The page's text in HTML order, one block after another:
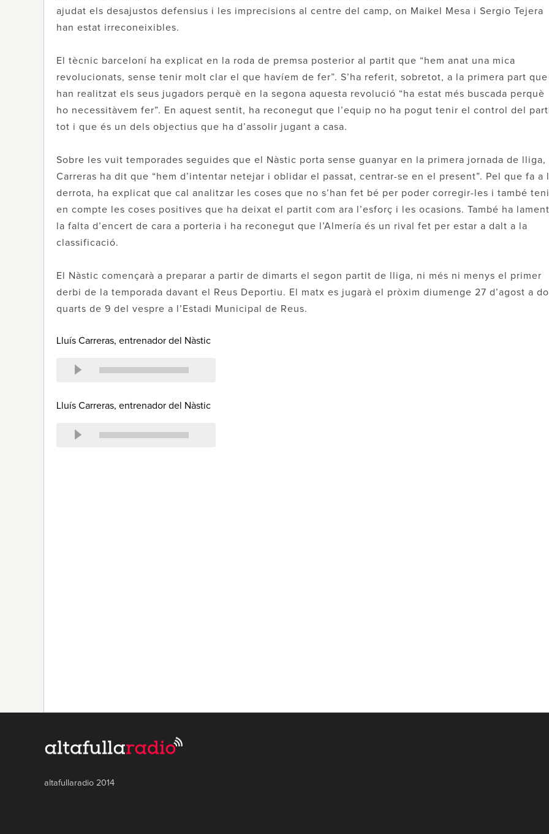
ajudat els desajustos defensius i les imprecisions al centre del camp, on Maikel Mesa i Sergio Tejera
han estat irreconeixibles.
El tècnic barceloní ha explicat en la roda de premsa posterior al partit que “hem anat una mica
revolucionats, sense tenir molt clar el que havíem de fer”. S’ha referit, sobretot, a la primera part que
han realitzat els seus jugadors perquè en la segona aquesta revolució “ha estat més buscada perquè
ho necessitàvem fer”. En aquest sentit, ha reconegut que l’equip no ha pogut tenir el control del
tot i que és un dels objectius que ha d’assolir jugant a casa.
Sobre les vuit temporades seguides que el Nàstic porta sense guanyar en la primera jornada de lliga,
Carreras ha dit que “hem d’intentar netejar i oblidar el passat, centrar-se en el present”. Pel que fa a
derrota, ha explicat que cal analitzar les coses que no s’han fet bé per poder corregir-les i també
en compte les coses positives que ha deixat el partit com ara l’esforç i les ocasions. També ha
la falta d’encert de cara a porteria i ha reconegut que l’Almería és un rival fet per estar a dalt a la
classificació.
El Nàstic començarà a preparar a partir de dimarts el segon partit de lliga, ni més ni menys el primer
derbi de la temporada davant el Reus Deportiu. El matx es jugarà el pròxim diumenge 27 d’agost a
quarts de 9 del vespre a l’Estadi Municipal de Reus.
Lluís Carreras, entrenador del Nàstic
Lluís Carreras, entrenador del Nàstic
altafullaradio 2014